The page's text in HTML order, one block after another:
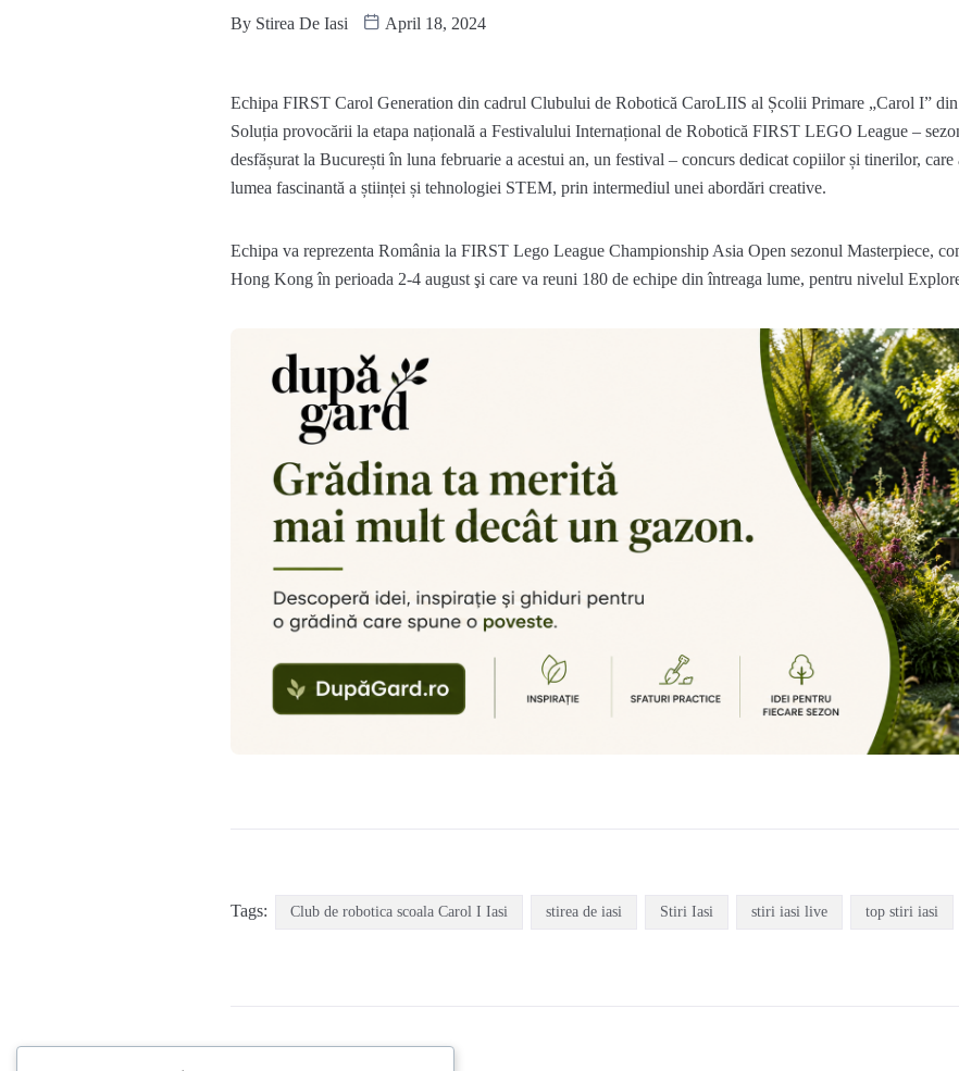
By Stirea De Iasi April 18, 2024
Echipa FIRST Carol Generation din cadrul Clubului de Robotică CaroLIIS al Școlii Primare „Carol I”
Soluția provocării la etapa națională a Festivalului Internațional de Robotică FIRST LEGO League –
desfășurat la București în luna februarie a acestui an, un festival – concurs dedicat copiilor și tinerilor, care
lumea fascinantă a științei și tehnologiei STEM, prin intermediul unei abordări creative.
Echipa va reprezenta România la FIRST Lego League Championship Asia Open sezonul Masterpiece,
Hong Kong în perioada 2-4 august şi care va reuni 180 de echipe din întreaga lume, pentru nivelul
Tags: Club de robotica scoala Carol I Iasi stirea de iasi Stiri Iasi stiri iasi live top stiri iasi